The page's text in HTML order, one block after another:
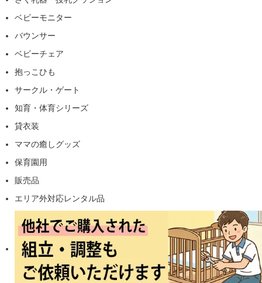
ベビーモニター
バウンサー
ベビーチェア
抱っこひも
サークル・ゲート
知育・体育シリーズ
貸衣装
ママの癒しグッズ
保育園用
販売品
エリア外対応レンタル品